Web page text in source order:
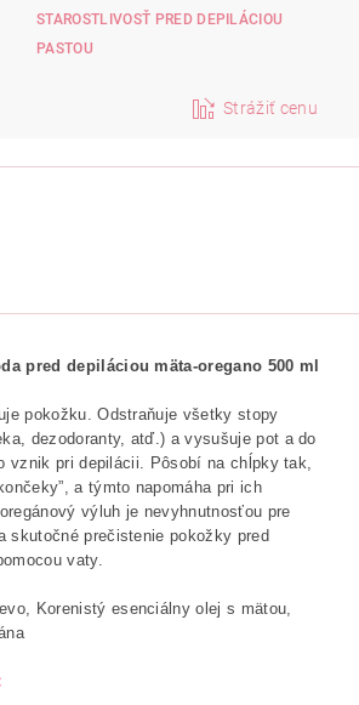
STAROSTLIVOSŤ PRED DEPILÁCIOU
PASTOU
Strážiť cenu
pred depiláciou mäta-oregano 500 ml
pokožku. Odstraňuje všetky stopy
dezodoranty, atď.) a vysušuje pot a do
vznik pri depilácii. Pôsobí na chĺpky tak,
a týmto napomáha pri ich
výluh je nevyhnutnosťou pre
skutočné prečistenie pokožky pred
vaty.
Korenistý esenciálny olej s mätou,